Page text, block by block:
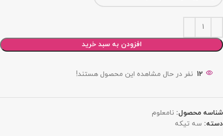
افزودن به سبد خرید
12 نفر در حال مشاهده این محصول هستند!
شناسه محصول: نامعلوم
دسته: سه تيكه